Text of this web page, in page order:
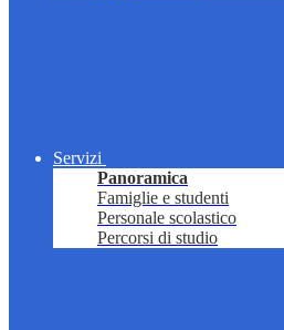
Servizi
Panoramica
Famiglie e studenti
Personale scolastico
Percorsi di studio